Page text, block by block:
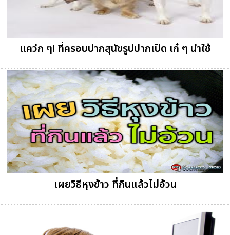
แคว่ก ๆ! ที่ครอบปากสุนัขรูปปากเป็ด เก๋ ๆ น่าใช้
เผยวิธีหุงข้าว ที่กินแล้วไม่อ้วน